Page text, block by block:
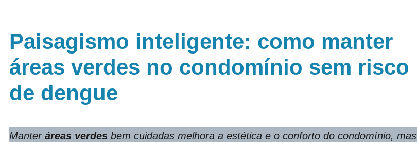
Paisagismo inteligente: como manter
áreas verdes no condomínio sem risco
de dengue
Manter áreas verdes bem cuidadas melhora a estética e o conforto do condomínio, mas